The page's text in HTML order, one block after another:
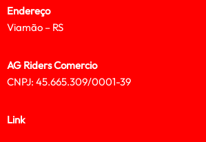
Endereço
Viamão – RS
AG Riders Comercio
CNPJ: 45.665.309/0001-39
Link